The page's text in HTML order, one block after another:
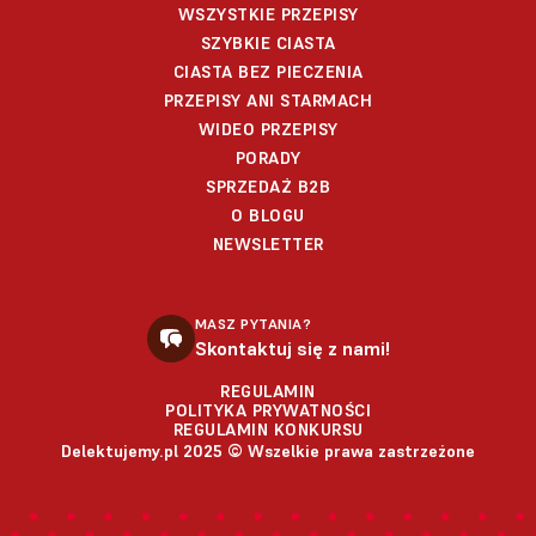
WSZYSTKIE PRZEPISY
SZYBKIE CIASTA
CIASTA BEZ PIECZENIA
PRZEPISY ANI STARMACH
WIDEO PRZEPISY
PORADY
SPRZEDAŻ B2B
O BLOGU
NEWSLETTER
MASZ PYTANIA?
Skontaktuj się z nami!
REGULAMIN
POLITYKA PRYWATNOŚCI
REGULAMIN KONKURSU
Delektujemy.pl 2025 © Wszelkie prawa zastrzeżone